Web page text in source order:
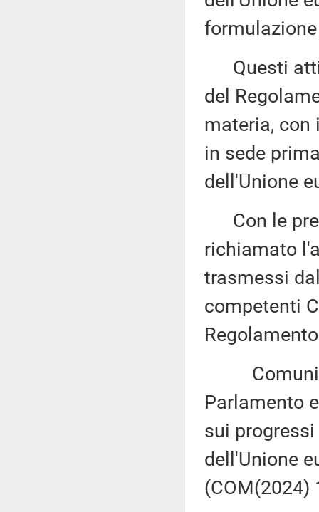
Questi atti
del
materia, con
in sede
dell'Unione
Con le
richiamato
trasmessi
competenti
Parlamento
sui
dell'Unione
(COM(2024)